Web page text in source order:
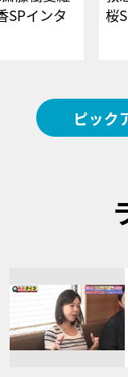
SPインタ
桜
ピック